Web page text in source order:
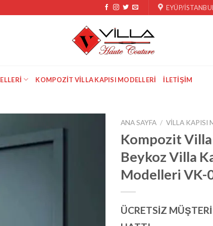
EYÜP/İSTANBUL
KOMPOZIT VILLA KAPISI MODELLERI İLETIŞIM
ANA SAYFA / VILLA KAPISI
Kompozit Villa
Beykoz Villa
Modelleri VK-
ÜCRETSİZ